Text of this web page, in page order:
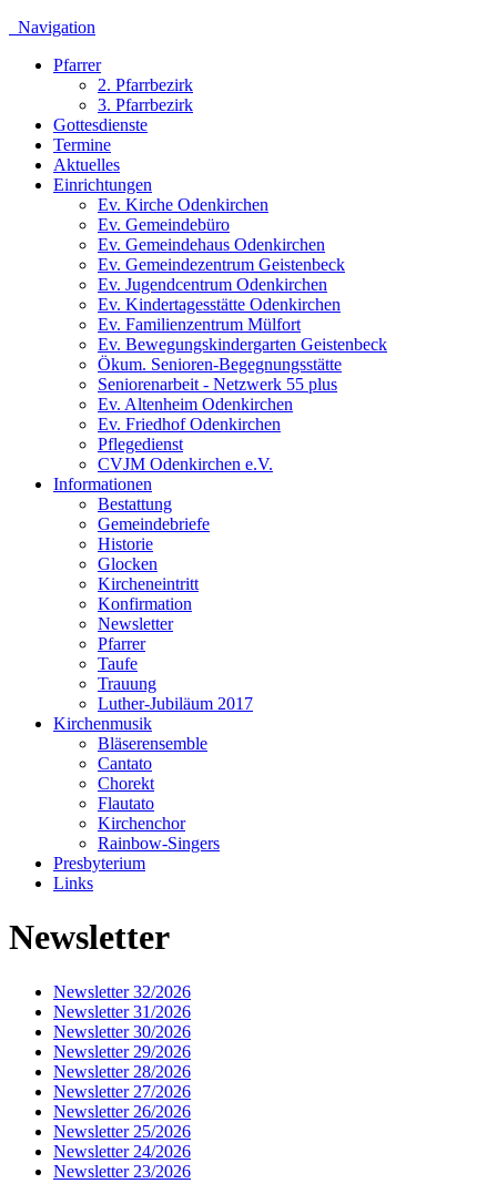
Navigation
Pfarrer
2. Pfarrbezirk
3. Pfarrbezirk
Gottesdienste
Termine
Aktuelles
Einrichtungen
Ev. Kirche Odenkirchen
Ev. Gemeindebüro
Ev. Gemeindehaus Odenkirchen
Ev. Gemeindezentrum Geistenbeck
Ev. Jugendcentrum Odenkirchen
Ev. Kindertagesstätte Odenkirchen
Ev. Familienzentrum Mülfort
Ev. Bewegungskindergarten Geistenbeck
Ökum. Senioren-Begegnungsstätte
Seniorenarbeit - Netzwerk 55 plus
Ev. Altenheim Odenkirchen
Ev. Friedhof Odenkirchen
Pflegedienst
CVJM Odenkirchen e.V.
Informationen
Bestattung
Gemeindebriefe
Historie
Glocken
Kircheneintritt
Konfirmation
Newsletter
Pfarrer
Taufe
Trauung
Luther-Jubiläum 2017
Kirchenmusik
Bläserensemble
Cantato
Chorekt
Flautato
Kirchenchor
Rainbow-Singers
Presbyterium
Links
Newsletter
Newsletter 32/2026
Newsletter 31/2026
Newsletter 30/2026
Newsletter 29/2026
Newsletter 28/2026
Newsletter 27/2026
Newsletter 26/2026
Newsletter 25/2026
Newsletter 24/2026
Newsletter 23/2026